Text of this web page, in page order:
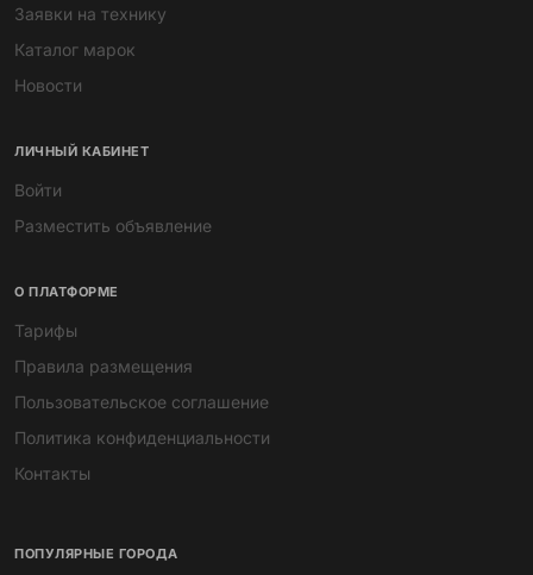
Заявки на технику
Каталог марок
Новости
ЛИЧНЫЙ КАБИНЕТ
Войти
Разместить объявление
О ПЛАТФОРМЕ
Тарифы
Правила размещения
Пользовательское соглашение
Политика конфиденциальности
Контакты
ПОПУЛЯРНЫЕ ГОРОДА